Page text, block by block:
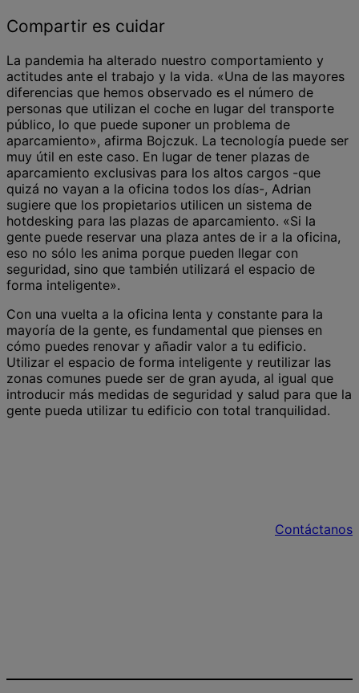
Compartir es cuidar
La pandemia ha alterado nuestro comportamiento y
actitudes ante el trabajo y la vida. «Una de las mayores
diferencias que hemos observado es el número de
personas que utilizan el coche en lugar del transporte
público, lo que puede suponer un problema de
aparcamiento», afirma Bojczuk. La tecnología puede ser
muy útil en este caso. En lugar de tener plazas de
aparcamiento exclusivas para los altos cargos -que
quizá no vayan a la oficina todos los días-, Adrian
sugiere que los propietarios utilicen un sistema de
hotdesking para las plazas de aparcamiento. «Si la
gente puede reservar una plaza antes de ir a la oficina,
eso no sólo les anima porque pueden llegar con
seguridad, sino que también utilizará el espacio de
forma inteligente».
Con una vuelta a la oficina lenta y constante para la
mayoría de la gente, es fundamental que pienses en
cómo puedes renovar y añadir valor a tu edificio.
Utilizar el espacio de forma inteligente y reutilizar las
zonas comunes puede ser de gran ayuda, al igual que
introducir más medidas de seguridad y salud para que la
gente pueda utilizar tu edificio con total tranquilidad.
Contáctanos